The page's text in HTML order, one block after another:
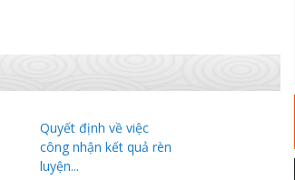
Quyết định về việc
công nhận kết quả rèn
luyện...